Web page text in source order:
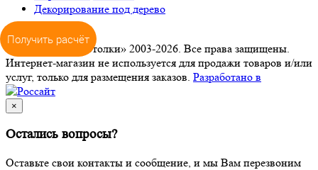
Декорирование под дерево
© ООО «ПРО-Потолки» 2003-2026. Все права защищены.
Интернет-магазин не используется для продажи товаров и/или
услуг, только для размещения заказов. Разработано в
×
Остались вопросы?
Оставьте свои контакты и сообщение, и мы Вам перезвоним
Получить расчёт